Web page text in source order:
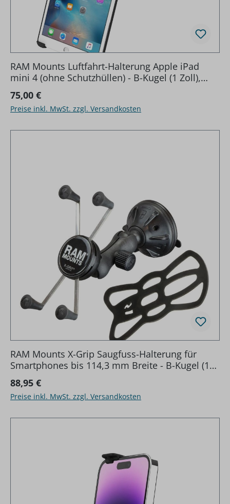
RAM Mounts Luftfahrt-Halterung Apple iPad
mini 4 (ohne Schutzhüllen) - B-Kugel (1 Zoll),
mittlerer Verbindungsarm, Panelklammer
Regulärer Preis:
75,00 €
Preise inkl. MwSt. zzgl. Versandkosten
RAM Mounts X-Grip Saugfuss-Halterung für
Smartphones bis 114,3 mm Breite - B-Kugel (1
Zoll), kurzer Verbindungsarm (ca. 50 mm)
Regulärer Preis:
88,95 €
Preise inkl. MwSt. zzgl. Versandkosten